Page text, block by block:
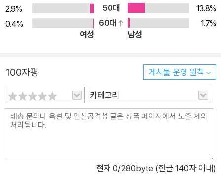
2.9%
50대
13.8%
0.4%
60대
1.7%
여성
남성
100자평 게시물 운영 원칙
카테고리
현재 0/280byte (한글 140자 이내)